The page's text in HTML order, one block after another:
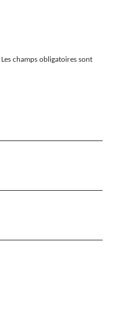
Les champs obligatoires sont